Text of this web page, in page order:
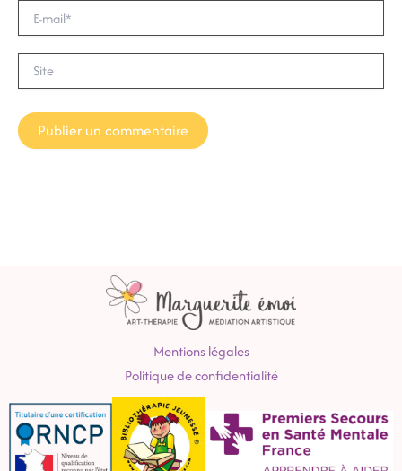
mail*
Mentions légales
Politique de confidentialité